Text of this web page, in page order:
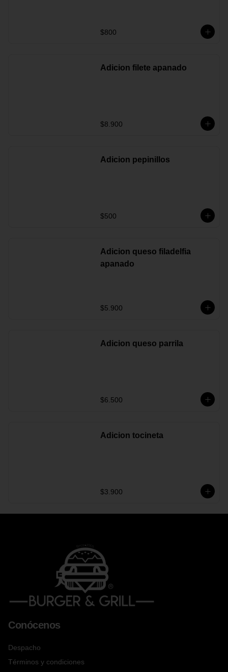
$800
Adicion filete apanado
$8.900
Adicion pepinillos
$500
Adicion queso filadelfia
apanado
$5.900
Adicion queso parrila
$6.500
Adicion tocineta
$3.900
Conócenos
Despacho
Términos y condiciones